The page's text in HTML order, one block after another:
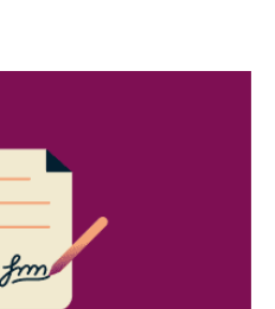
elettronica?
della firma